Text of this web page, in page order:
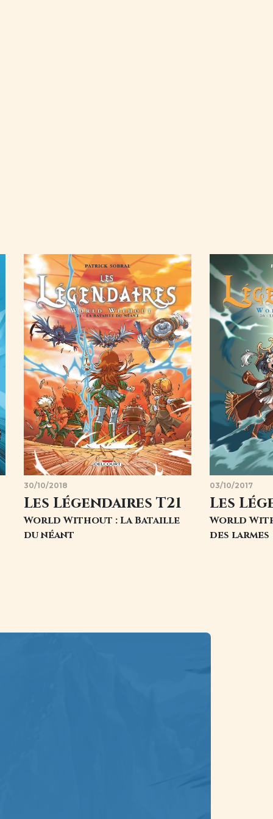
Image
30/10/2018
Les Légendaires T21
World Without : La Bataille
du néant
Image
03/10/2017
Les
World
des larmes